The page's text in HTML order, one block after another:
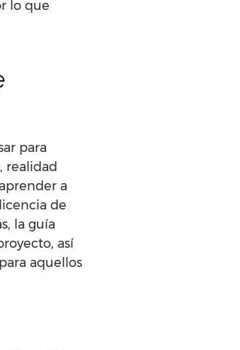
lo que
para
realidad
a
de
la guía
así
aquellos